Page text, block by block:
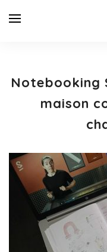
Notebooking
maison